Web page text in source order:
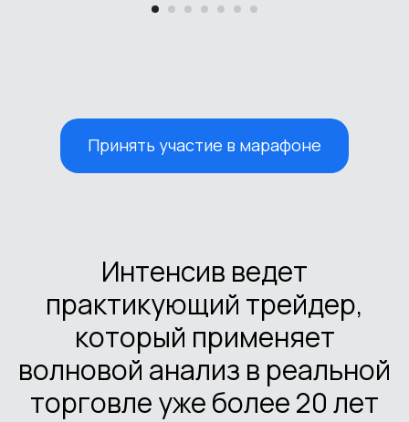
Принять участие в марафоне
Интенсив ведет
практикующий трейдер,
который применяет
волновой анализ в реальной
торговле уже более 20 лет